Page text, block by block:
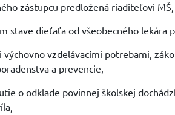
zástupcu predložená riaditeľovi MŠ,
stave dieťaťa od všeobecného lekára
vzdelávacími potrebami,
a prevencie,
o odklade povinnej školskej